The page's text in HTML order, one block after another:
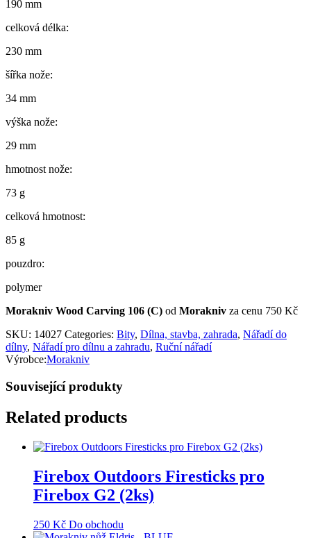
190 mm
celková délka:
230 mm
šířka nože:
34 mm
výška nože:
29 mm
hmotnost nože:
73 g
celková hmotnost:
85 g
pouzdro:
polymer
Morakniv Wood Carving 106 (C) od Morakniv za cenu 750 Kč
SKU: 14027 Categories: Bity, Dílna, stavba, zahrada, Nářadí do
dílny, Nářadí pro dílnu a zahradu, Ruční nářadí
Výrobce:Morakniv
Související produkty
Related products
Firebox Outdoors Firesticks pro
Firebox G2 (2ks)
250 Kč Do obchodu